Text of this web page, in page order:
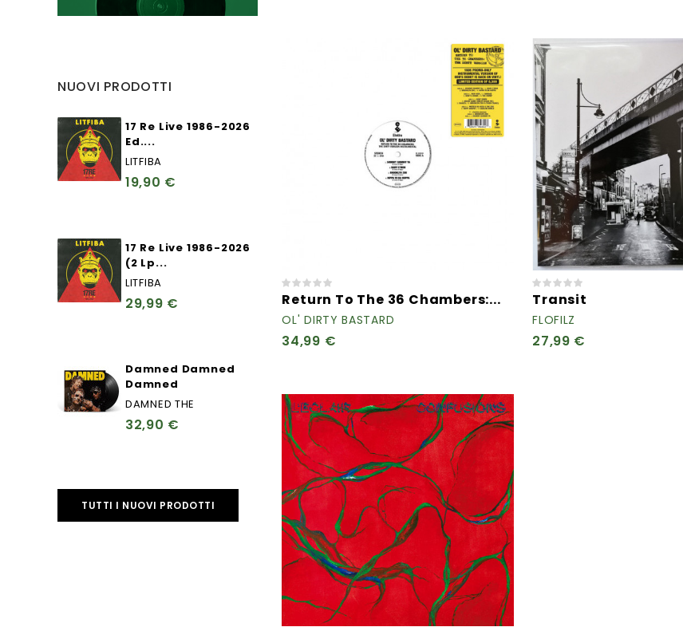
NUOVI PRODOTTI
17 Re Live 1986-2026
Ed....
LITFIBA
19,90 €
17 Re Live 1986-2026
(2 Lp...
LITFIBA
29,99 €
Damned Damned
Damned
DAMNED THE
32,90 €
TUTTI I NUOVI PRODOTTI
Return To The 36 Chambers:...
OL' DIRTY BASTARD
34,99 €
Transit
FLOFILZ
27,99 €